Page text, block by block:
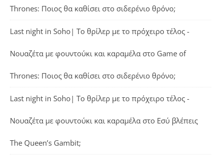
Thrones: Ποιος θα καθίσει στο σιδερένιο θρόνο;
Last night in Soho| Το θρίλερ με το πρόχειρο τέλος -
Νουαζέτα με φουντούκι και καραμέλα στο Game of
Thrones: Ποιος θα καθίσει στο σιδερένιο θρόνο;
Last night in Soho| Το θρίλερ με το πρόχειρο τέλος -
Νουαζέτα με φουντούκι και καραμέλα στο Εσύ βλέπεις
The Queen’s Gambit;